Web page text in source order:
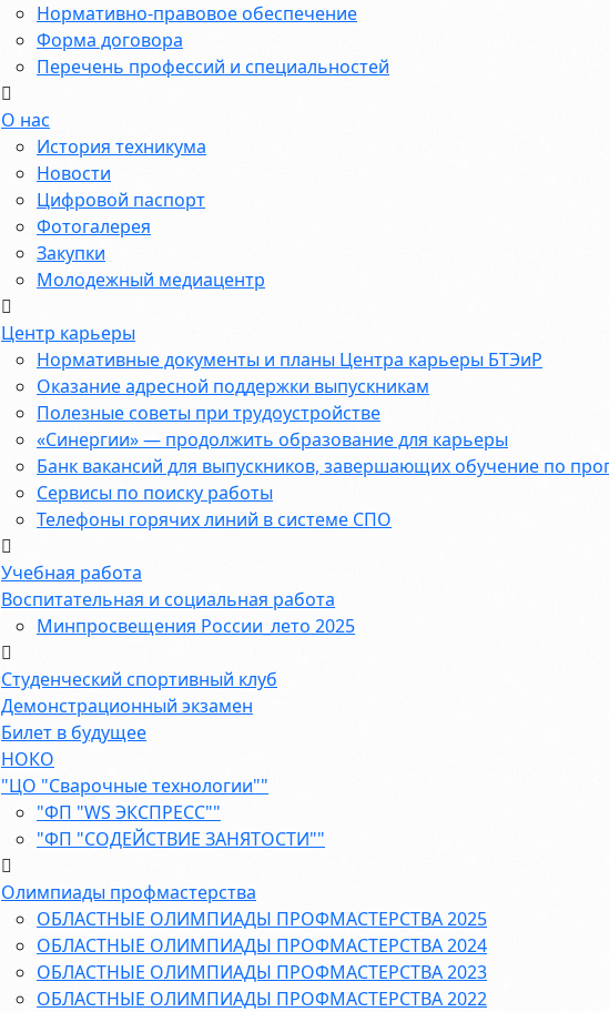
Нормативно-правовое обеспечение
Форма договора
Перечень профессий и специальностей
О нас
История техникума
Новости
Цифровой паспорт
Фотогалерея
Закупки
Молодежный медиацентр
Центр карьеры
Нормативные документы и планы Центра карьеры БТЭиР
Оказание адресной поддержки выпускникам
Полезные советы при трудоустройстве
«Синергии» — продолжить образование для карьеры
Банк вакансий для выпускников, завершающих обучение по
Сервисы по поиску работы
Телефоны горячих линий в системе СПО
Учебная работа
Воспитательная и социальная работа
Минпросвещения России_лето 2025
Студенческий спортивный клуб
Демонстрационный экзамен
Билет в будущее
НОКО
"ЦО "Сварочные технологии""
"ФП "WS ЭКСПРЕСС""
"ФП "СОДЕЙСТВИЕ ЗАНЯТОСТИ""
Олимпиады профмастерства
ОБЛАСТНЫЕ ОЛИМПИАДЫ ПРОФМАСТЕРСТВА 2025
ОБЛАСТНЫЕ ОЛИМПИАДЫ ПРОФМАСТЕРСТВА 2024
ОБЛАСТНЫЕ ОЛИМПИАДЫ ПРОФМАСТЕРСТВА 2023
ОБЛАСТНЫЕ ОЛИМПИАДЫ ПРОФМАСТЕРСТВА 2022